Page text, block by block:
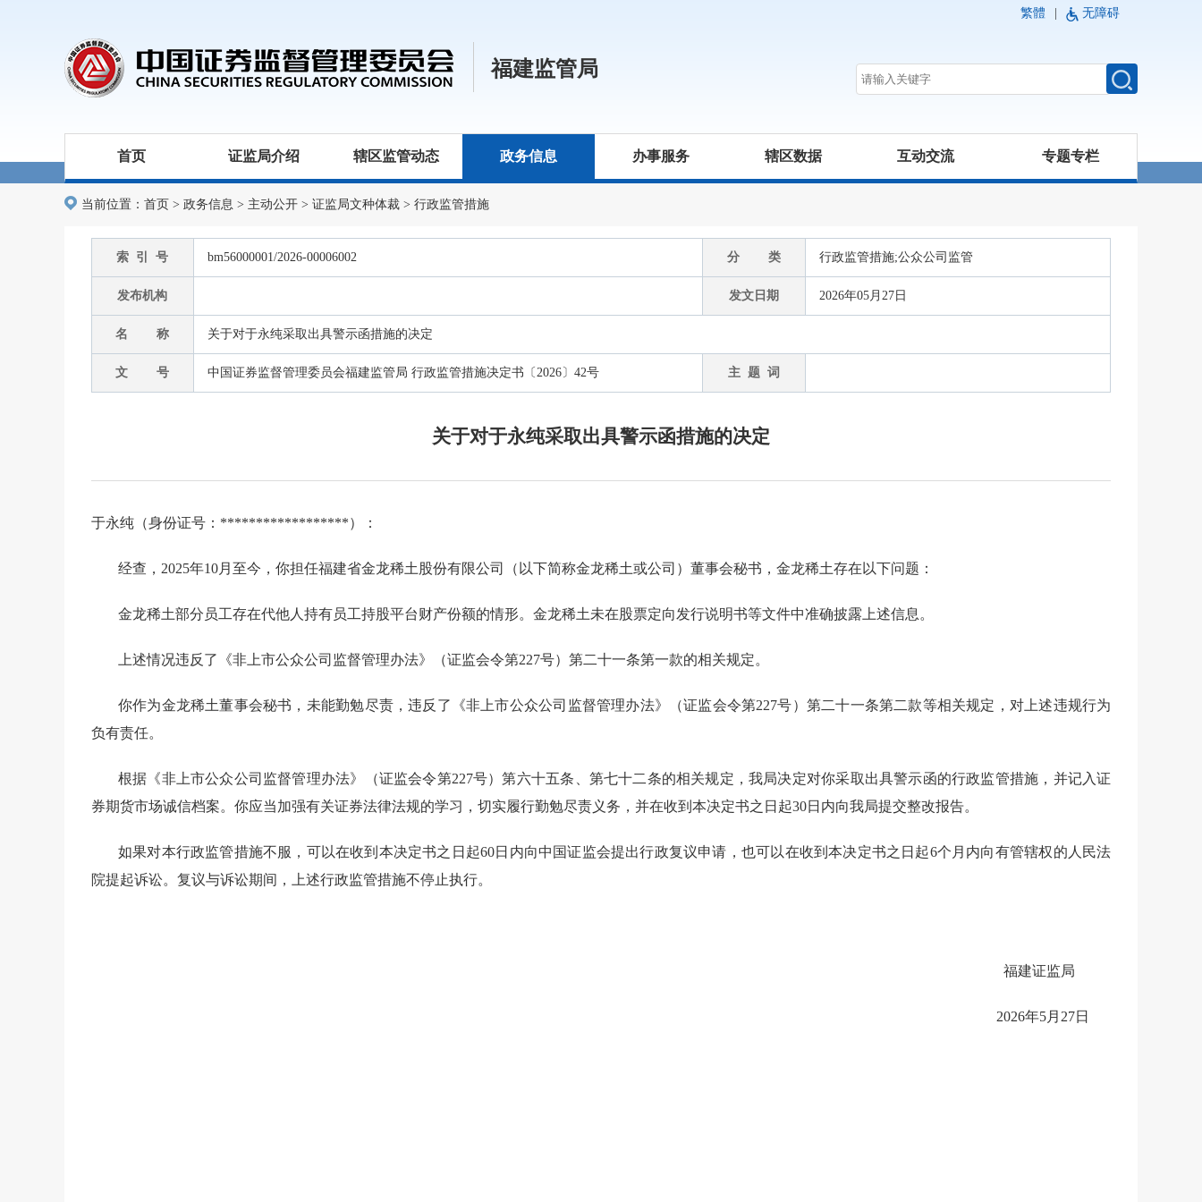
繁體 无障碍
福建监管局
首页 证监局介绍 辖区监管动态 政务信息 办事服务 辖区数据 互动交流 专题专栏
当前位置： 首页 > 政务信息 > 主动公开 > 证监局文种体裁 > 行政监管措施
索 引 号 bm56000001/2026-00006002 分 类 行政监管措施;公众公司监管
发布机构 发文日期 2026年05月27日
名 称 关于对于永纯采取出具警示函措施的决定
文 号 中国证券监督管理委员会福建监管局 行政监管措施决定书〔2026〕42号 主 题 词
关于对于永纯采取出具警示函措施的决定
于永纯（身份证号： ******************）：
经查， 2025年10月至今 ，你担任福建省金龙稀土股份有限公司 （以下简称金龙稀土或公司 ） 董事会秘书 ， 金龙稀土存在以下问题：
金龙稀土部分员工存在代他人持有员工持股平台财产份额的情形。金龙稀土未在股票定向发行说明书等文件中准确披露上述信息。
上述情况违反了《非上市公众公司监督管理办法》（证监会令第227号）第二十一条第一款的相关规定。
你作为金龙稀土董事会秘书 ，未能勤勉尽责，违反了 《非上市公众公司监督管理办法》（证监会令第227号）第二十一条第二款等相关规定 ， 对上述违规行为
负有责任。
根据 《非上市公众公司监督管理办法》（证监会令第227号）第六十五条 、第七十二条的相关规定，我局决定对你采取出具警示函的行政监管措施，并记入证
券期货市场诚信档案。你应当加强有关证券法律法规的学习，切实履行勤勉尽责义务，并在收到本决定书之日起30日内向我局提交整改报告。
如果对本行政监管措施不服，可以在收到本决定书之日起60日内向中国证监会提出行政复议申请，也可以在收到本决定书之日起6个月内向有管辖权的人民法
院提起诉讼。复议与诉讼期间，上述行政监管措施不停止执行。
福建证监局
2026年5月27日